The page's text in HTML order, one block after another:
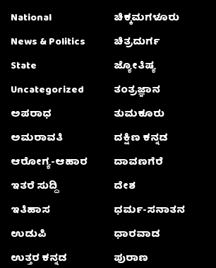
National
News & Politics
State
Uncategorized
ಅಪರಾಧ
ಅಮರಾವತಿ
ಆರೋಗ್ಯ-ಆಹಾರ
ಇತರೆ ಸುದ್ದಿ
ಇತಿಹಾಸ
ಉಡುಪಿ
ಉತ್ತರ ಕನ್ನಡ
ಚಿಕ್ಕಮಗಳೂರು
ಚಿತ್ರದುರ್ಗ
ಜ್ಯೋತಿಷ್ಯ
ತಂತ್ರಜ್ಞಾನ
ತುಮಕೂರು
ದಕ್ಷಿಣ ಕನ್ನಡ
ದಾವಣಗೆರೆ
ದೇಶ
ಧರ್ಮ-ಸನಾತನ
ಧಾರವಾಡ
ಪುರಾಣ